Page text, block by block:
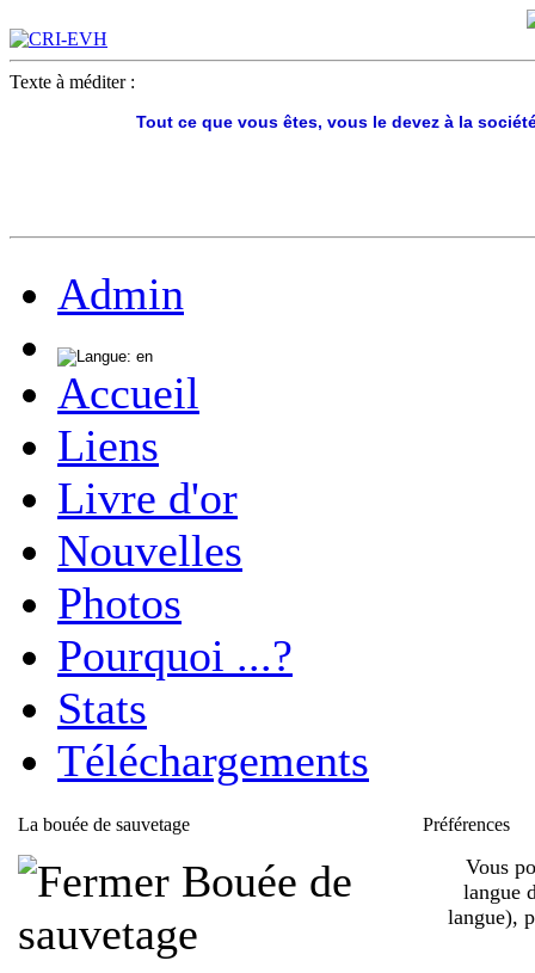
Texte à méditer :
Tout ce que vous êtes, vous le devez à la
Admin
Accueil
Liens
Livre d'or
Nouvelles
Photos
Pourquoi ...?
Stats
Téléchargements
La bouée de sauvetage
Bouée de
sauvetage
Préférences
Vous
langue
langue),